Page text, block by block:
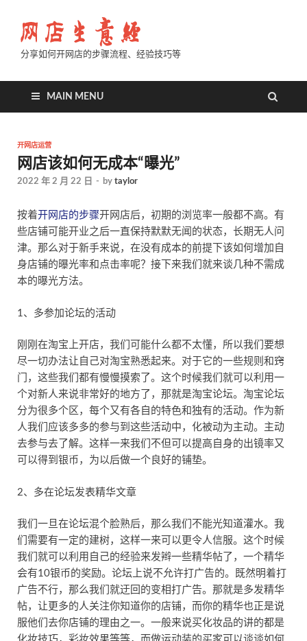
分享如何开网店的步骤流程、经验技巧等
MAIN MENU
开网店运营
网店该如何无成本“曝光”
2022 年 2 月 22 日 - by taylor
按着开网店的步骤开网店后，初期的浏览率一般都不高。有
些店铺可能开业之后一直保持默默无闻的状态，长期无人问
津。那么对于新手来说，在没有成本的前提下该如何增加自
身店铺的曝光率和点击率呢？接下来我们就来谈几种不需成
本的曝光方法。
1、多参加论坛的活动
刚刚在淘宝上开店，我们可能什么都不太懂，所以我们要想
尽一切办法让自己对淘宝熟悉起来。对于它的一些规则和窍
门，这些我们都有慢慢摸索了。这个时候我们就可以利用一
个对新人来说非常好的地方了，那就是淘宝论坛。淘宝论坛
分为很多个区，每个又有各自的特色和独有的活动。作为新
人我们应该多多的参与到这些活动中，化被动为主动。主动
去参与去了解。这样一来我们不但可以提高自身的出镜率又
可以得到银币，为以后做一个良好的铺垫。
2、多在论坛发表精华文章
我们一旦在论坛混个脸熟后，那么我们不能光知道灌水。我
们需要有一定的建树，这样一来可以更令人信服。这个时候
我们就可以利用自己的经验来发辫一些精华帖了，一个精华
会有10银币的奖励。论坛上说不允许打广告的。既然明着打
广告不行，那么我们就迂回的变相打广告。那就是多发精华
帖，让更多的人关注你知道你的店铺，而你的精华也正是说
服他们去你店铺的理由之一。一般来说买化妆品的讲的都是